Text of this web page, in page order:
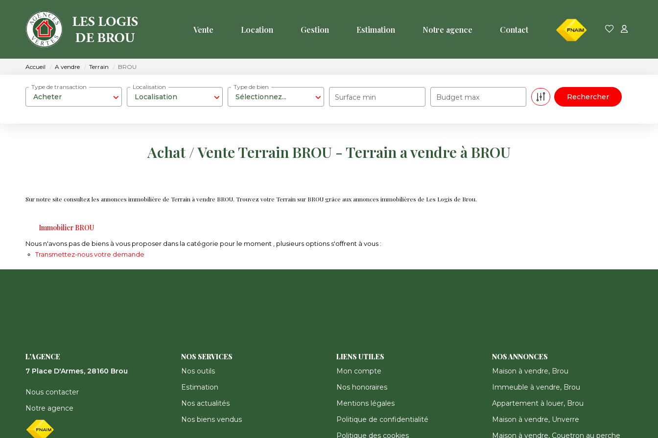
Vente Location Gestion Estimation Notre agence Contact
Accueil A vendre Terrain BROU
Acheter
Type de transaction
Localisation
Localisation
Sélectionnez...
Type de bien
Surface min Budget max
Achat / Vente Terrain BROU - Terrain a vendre à BROU
Sur notre site consultez les annonces immobilière de Terrain à vendre BROU. Trouvez votre Terrain sur BROU grâce aux annonces immobilières de Les Logis de Brou.
Immobilier BROU
Nous n'avons pas de biens à vous proposer dans la catégorie pour le moment , plusieurs options s'offrent à vous :
Transmettez-nous votre demande
L'AGENCE
7 Place D'Armes, 28160 Brou
Nous contacter
Notre agence
NOS SERVICES
Nos outils
Estimation
Nos actualités
Nos biens vendus
LIENS UTILES
Mon compte
Nos honoraires
Mentions légales
Politique de confidentialité
Politique des cookies
NOS ANNONCES
Maison à vendre, Brou
Immeuble à vendre, Brou
Appartement à louer, Brou
Maison à vendre, Unverre
Maison à vendre, Couetron au perche